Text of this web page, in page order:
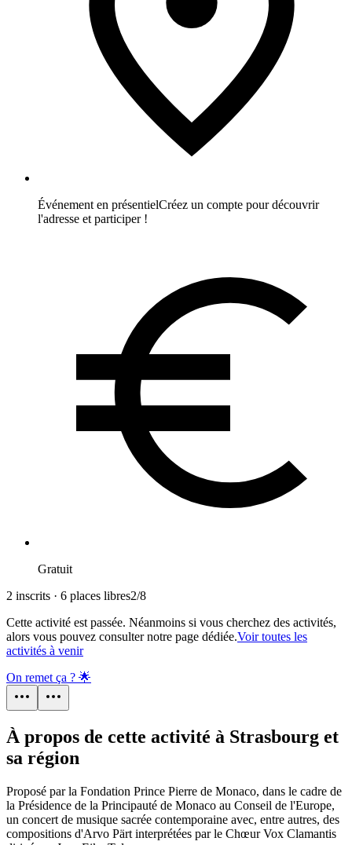
Événement en présentielCréez un compte pour découvrir
l'adresse et participer !
Gratuit
2 inscrits · 6 places libres2/8
Cette activité est passée. Néanmoins si vous cherchez des activités,
alors vous pouvez consulter notre page dédiée.Voir toutes les
activités à venir
On remet ça ? 🌟
À propos de cette activité à Strasbourg et
sa région
Proposé par la Fondation Prince Pierre de Monaco, dans le cadre de
la Présidence de la Principauté de Monaco au Conseil de l'Europe,
un concert de musique sacrée contemporaine avec, entre autres, des
compositions d'Arvo Pärt interprétées par le Chœur Vox Clamantis